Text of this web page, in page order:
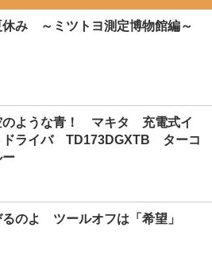
休み ～ミツトヨ測定博物館編～
のような青！ マキタ 充電式イ
ドライバ TD173DGXTB ターコ
ー
のよ ツールオフは「希望」